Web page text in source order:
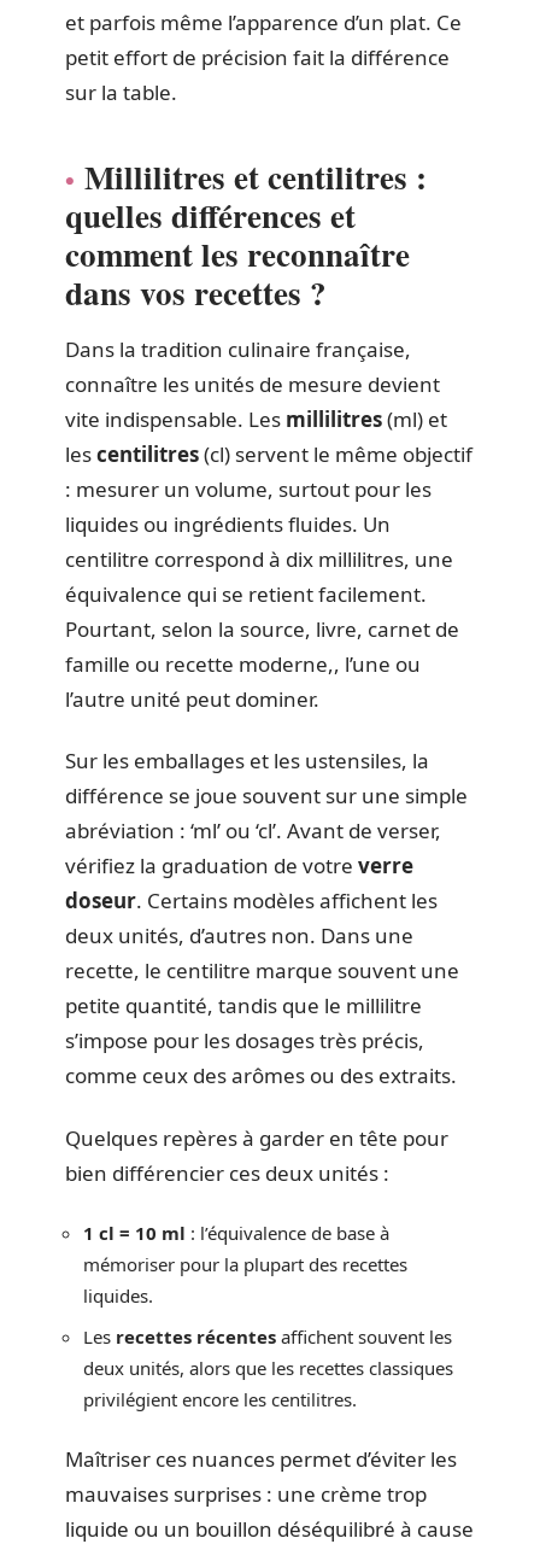
et parfois même l’apparence d’un plat. Ce
petit effort de précision fait la différence
sur la table.
Millilitres et centilitres :
quelles différences et
comment les reconnaître
dans vos recettes ?
Dans la tradition culinaire française,
connaître les unités de mesure devient
vite indispensable. Les millilitres(ml) et
lescentilitres(cl) servent le même objectif
: mesurer un volume, surtout pour les
liquides ou ingrédients fluides. Un
centilitre correspond à dix millilitres, une
équivalence qui se retient facilement.
Pourtant, selon la source, livre, carnet de
famille ou recette moderne,, l’une ou
l’autre unité peut dominer.
Sur les emballages et les ustensiles, la
différence se joue souvent sur une simple
abréviation : ‘ml’ ou ‘cl’. Avant de verser,
vérifiez la graduation de votre verre
doseur. Certains modèles affichent les
deux unités, d’autres non. Dans une
recette, le centilitre marque souvent une
petite quantité, tandis que le millilitre
s’impose pour les dosages très précis,
comme ceux des arômes ou des extraits.
Quelques repères à garder en tête pour
bien différencier ces deux unités :
1 cl = 10 ml : l’équivalence de base à
mémoriser pour la plupart des recettes
liquides.
Les recettes récentes affichent souvent les
deux unités, alors que les recettes classiques
privilégient encore les centilitres.
Maîtriser ces nuances permet d’éviter les
mauvaises surprises : une crème trop
liquide ou un bouillon déséquilibré à cause